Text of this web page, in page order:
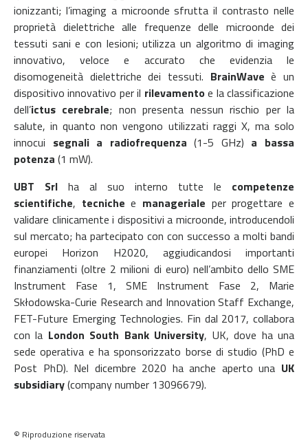
ionizzanti; l’imaging a microonde sfrutta il contrasto nelle
proprietà dielettriche alle frequenze delle microonde dei
tessuti sani e con lesioni; utilizza un algoritmo di imaging
innovativo, veloce e accurato che evidenzia le
disomogeneità dielettriche dei tessuti. BrainWave è un
dispositivo innovativo per il rilevamentoe la classificazione
dell’ictus cerebrale; non presenta nessun rischio per la
salute, in quanto non vengono utilizzati raggi X, ma solo
innocui segnali a radiofrequenza (1-5 GHz) a bassa
potenza (1 mW).
UBT Srl ha al suo interno tutte le competenze
scientifiche, tecniche e manageriale per progettare e
validare clinicamente i dispositivi a microonde, introducendoli
sul mercato; ha partecipato con con successo a molti bandi
europei Horizon H2020, aggiudicandosi importanti
finanziamenti (oltre 2 milioni di euro) nell’ambito dello SME
Instrument Fase 1, SME Instrument Fase 2, Marie
Skłodowska-Curie Research and Innovation Staff Exchange,
FET-Future Emerging Technologies. Fin dal 2017, collabora
con la London South Bank University, UK, dove ha una
sede operativa e ha sponsorizzato borse di studio (PhD e
Post PhD). Nel dicembre 2020 ha anche aperto una UK
subsidiary(company number 13096679).
© Riproduzione riservata